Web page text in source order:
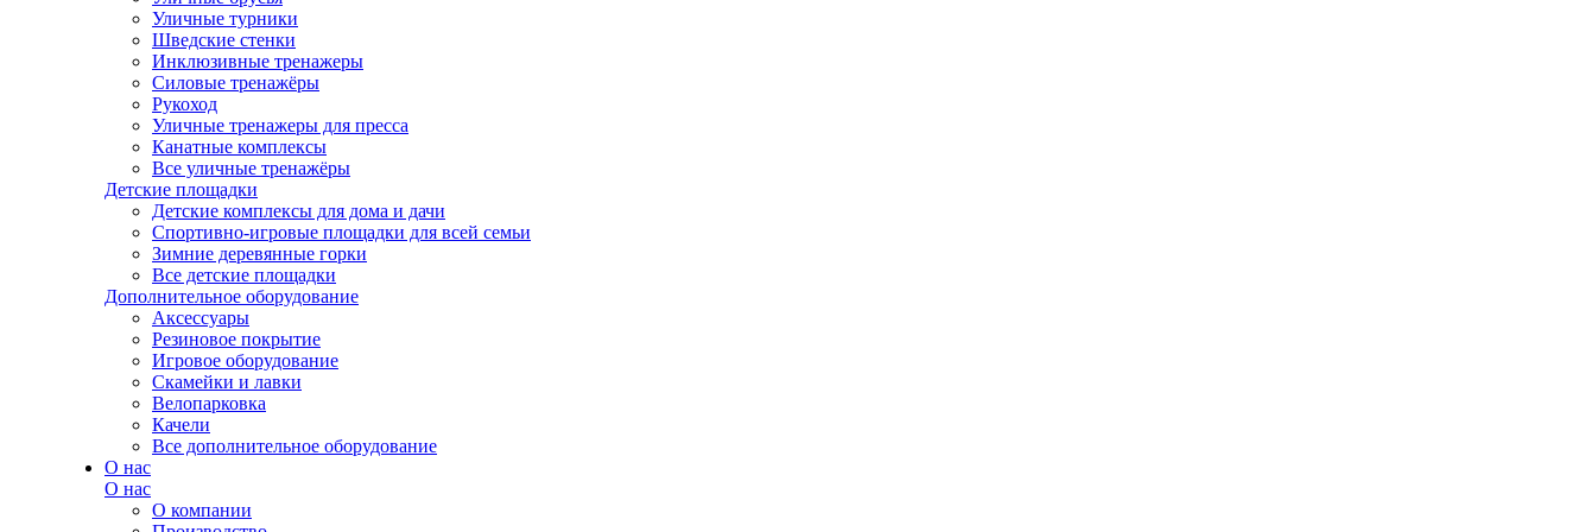
Уличные турники
Шведские стенки
Инклюзивные тренажеры
Силовые тренажёры
Рукоход
Уличные тренажеры для пресса
Канатные комплексы
Все уличные тренажёры
Детские площадки
Детские комплексы для дома и дачи
Спортивно-игровые площадки для всей семьи
Зимние деревянные горки
Все детские площадки
Дополнительное оборудование
Аксессуары
Резиновое покрытие
Игровое оборудование
Скамейки и лавки
Велопарковка
Качели
Все дополнительное оборудование
О нас
О нас
О компании